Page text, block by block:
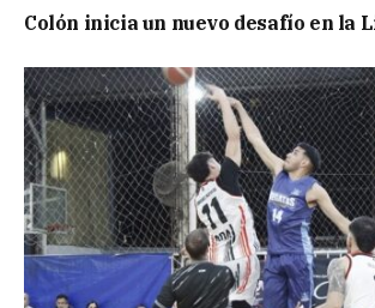
Colón inicia un nuevo desafío en la